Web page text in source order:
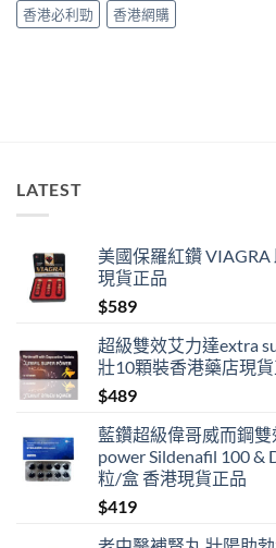
其
實
掂〉
香港必利勁
香港網購
LATEST
美國保羅紅鑽
現貨正品
$589
超級雙效艾力達extra
壯10顆裝香港藥店現
$489
藍鑽超級偉哥威而鋼雙
power Sildenafil 100 &
粒/盒 香港現貨正品
$419